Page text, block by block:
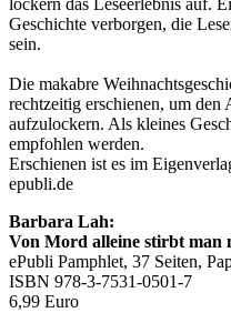
lockern das Leseerlebnis auf.
Geschichte verborgen, die
sein.
Die makabre
rechtzeitig erschienen, um
aufzulockern. Als kleines
empfohlen werden.
Erschienen ist es im
epubli.de
Barbara Lah:
Von Mord alleine stirbt man
ePubli Pamphlet, 37 Seiten,
ISBN 978-3-7531-0501-7
6,99 Euro